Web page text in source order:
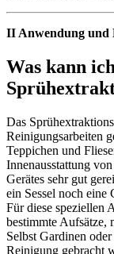
II Anwendung und
Was kann
Das
Reinigungsarbeiten
Teppichen und
Innenausstattung
Gerätes sehr gut
ein Sessel noch eine
Für diese speziellen
bestimmte Aufsätze,
Selbst Gardinen
Reinigung gebracht